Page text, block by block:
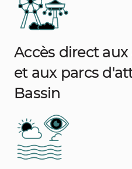
Accès direct
et aux parcs
Bassin